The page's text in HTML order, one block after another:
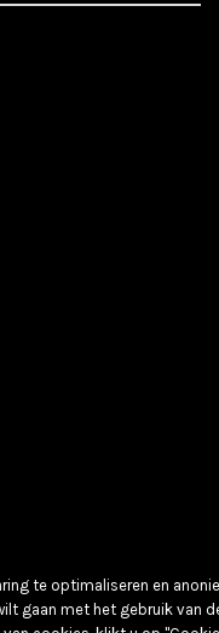
te optimaliseren en
gaan met het gebruik van